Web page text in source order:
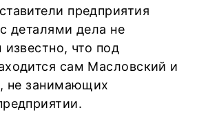
предприятия
деталями дела не
что под
сам Масловский и
не занимающих